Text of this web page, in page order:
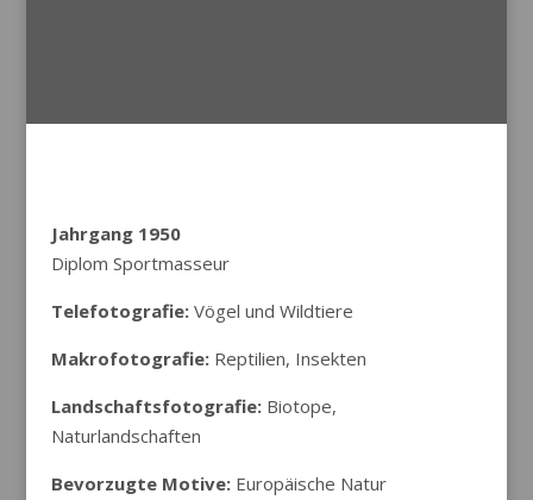
Jahrgang 1950
Diplom Sportmasseur
Telefotografie: Vögel und Wildtiere
Makrofotografie: Reptilien, Insekten
Landschaftsfotografie:Biotope,
Naturlandschaften
Bevorzugte Motive: Europäische Natur